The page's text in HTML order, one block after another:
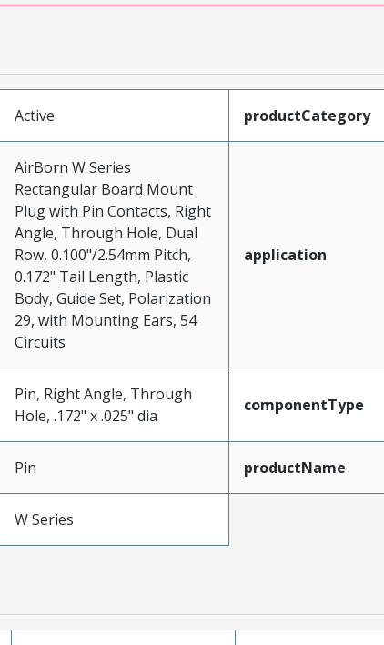
Active productCategory
AirBorn W Series
Rectangular Board Mount
Plug with Pin Contacts, Right
Angle, Through Hole, Dual
Row, 0.100"/2.54mm Pitch,
0.172" Tail Length, Plastic
Body, Guide Set, Polarization
29, with Mounting Ears, 54
Circuits
application
Pin, Right Angle, Through
Hole, .172" x .025" dia
componentType
Pin productName
W Series